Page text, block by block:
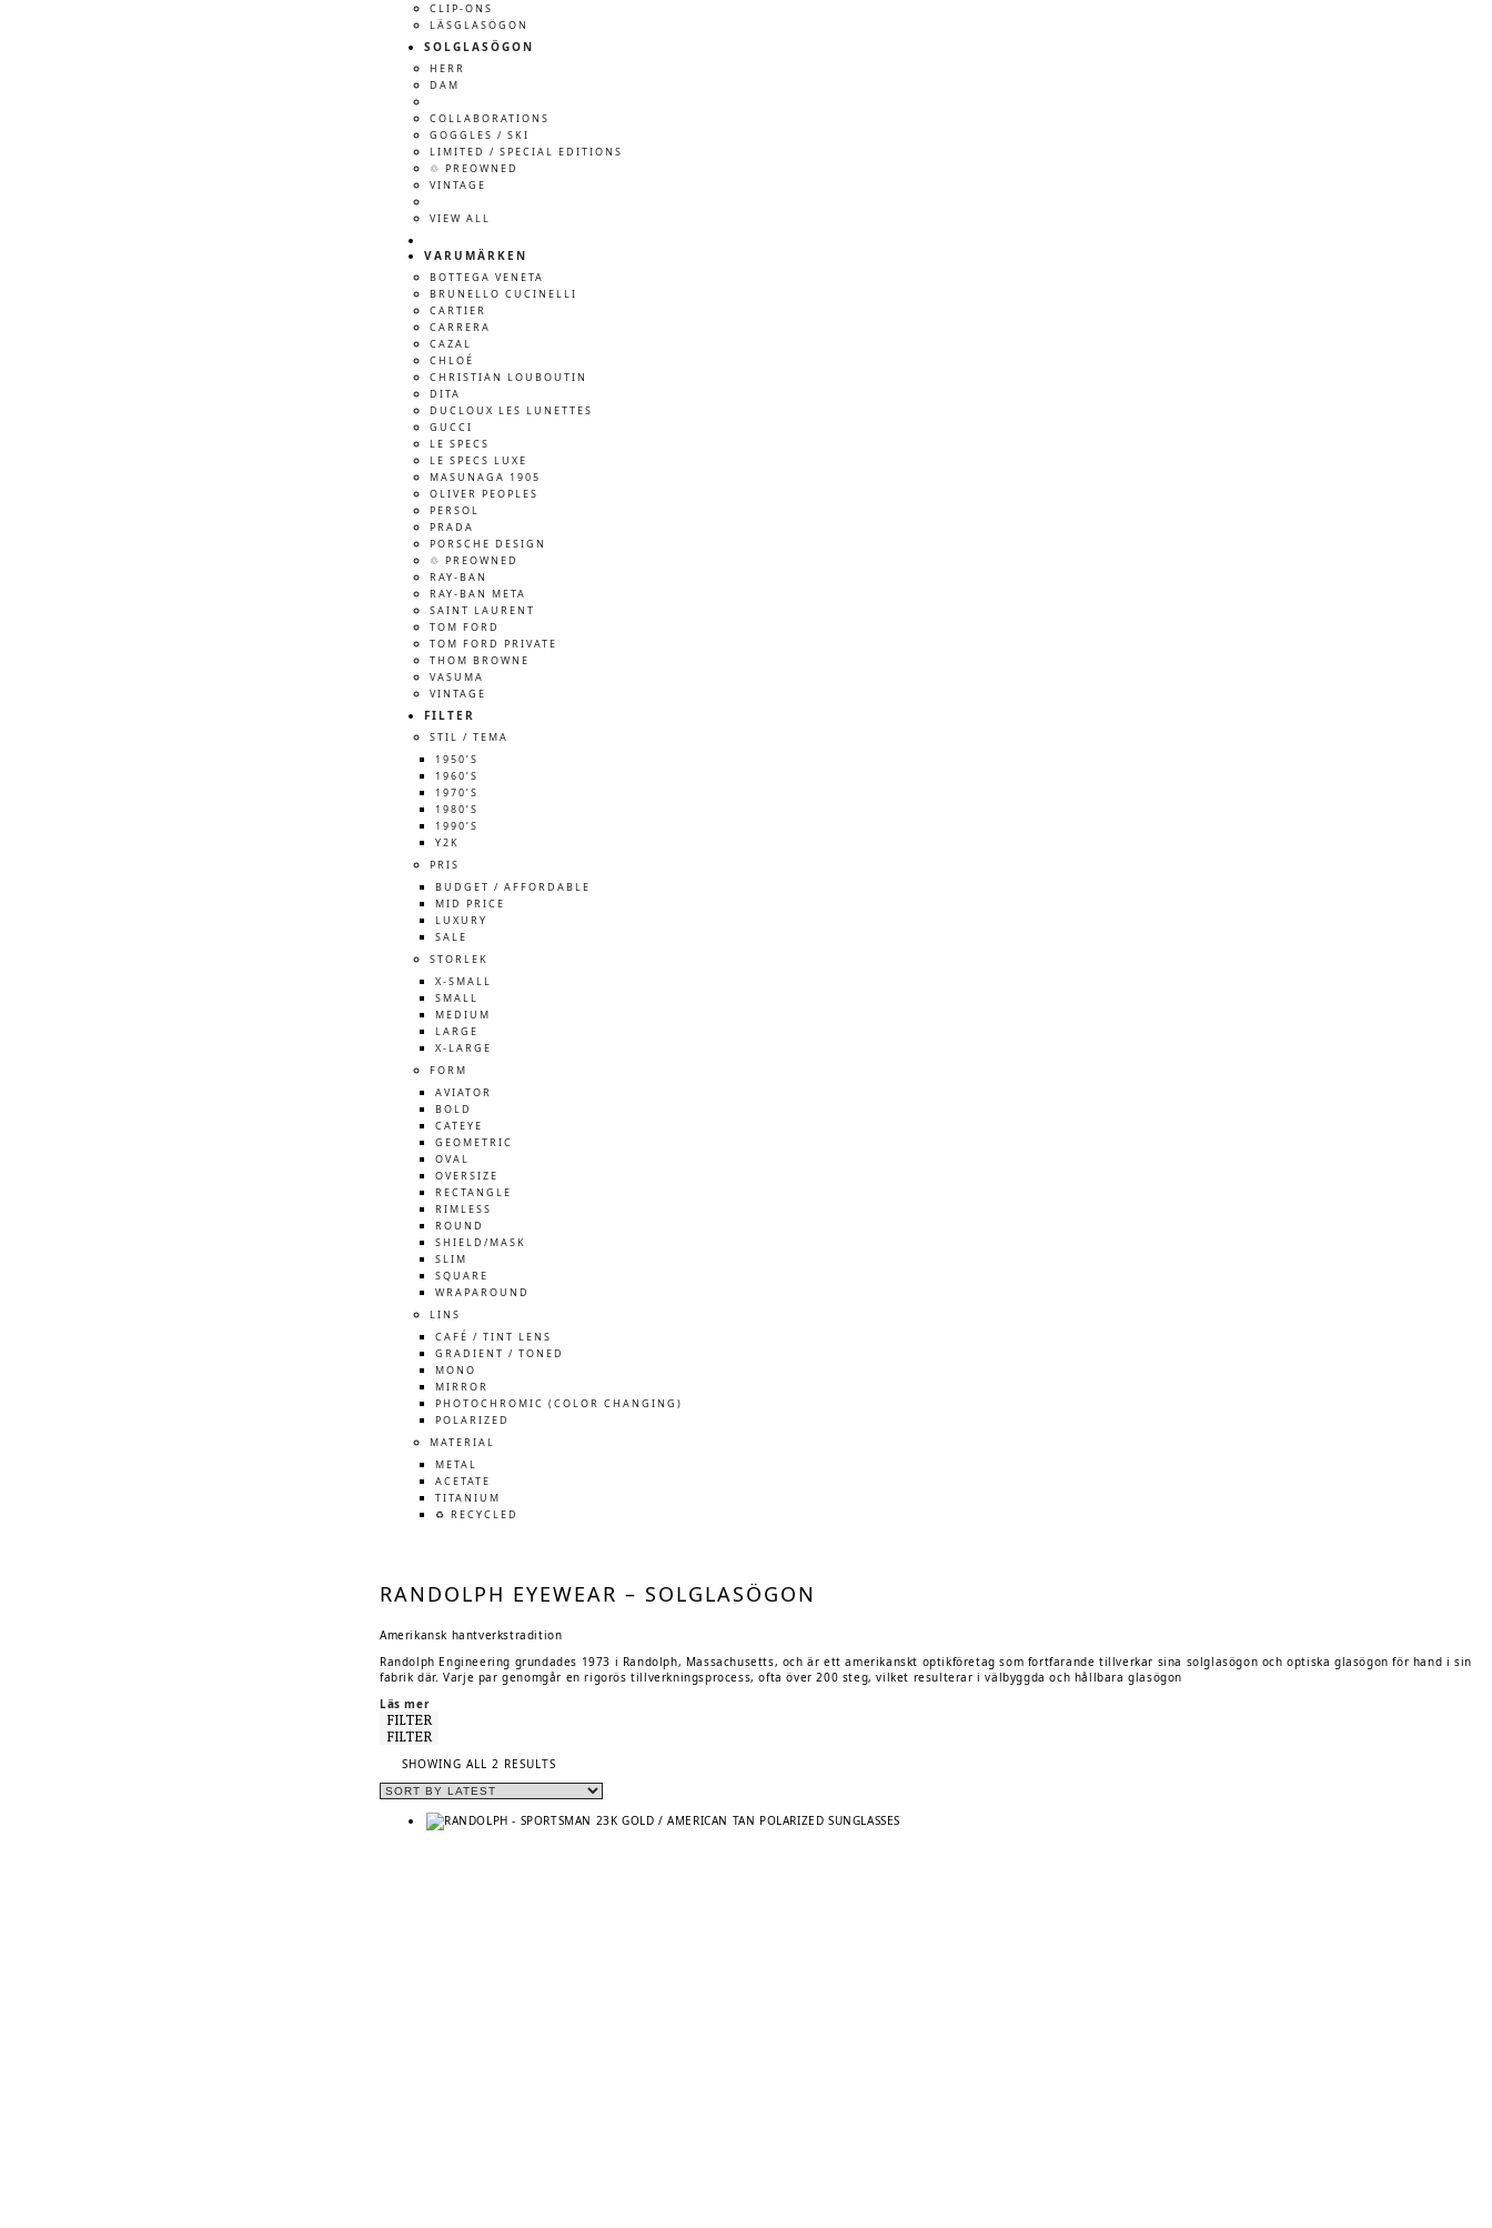
CLIP-ONS
LÄSGLASÖGON
SOLGLASÖGON
HERR
DAM
COLLABORATIONS
GOGGLES / SKI
LIMITED / SPECIAL EDITIONS
♲ PREOWNED
VINTAGE
VIEW ALL
VARUMÄRKEN
BOTTEGA VENETA
BRUNELLO CUCINELLI
CARTIER
CARRERA
CAZAL
CHLOÉ
CHRISTIAN LOUBOUTIN
DITA
DUCLOUX LES LUNETTES
GUCCI
LE SPECS
LE SPECS LUXE
MASUNAGA 1905
OLIVER PEOPLES
PERSOL
PRADA
PORSCHE DESIGN
♲ PREOWNED
RAY-BAN
RAY-BAN META
SAINT LAURENT
TOM FORD
TOM FORD PRIVATE
THOM BROWNE
VASUMA
VINTAGE
FILTER
STIL / TEMA
1950’S
1960’S
1970’S
1980’S
1990’S
Y2K
PRIS
BUDGET / AFFORDABLE
MID PRICE
LUXURY
SALE
STORLEK
X-SMALL
SMALL
MEDIUM
LARGE
X-LARGE
FORM
AVIATOR
BOLD
CATEYE
GEOMETRIC
OVAL
OVERSIZE
RECTANGLE
RIMLESS
ROUND
SHIELD/MASK
SLIM
SQUARE
WRAPAROUND
LINS
CAFÉ / TINT LENS
GRADIENT / TONED
MONO
MIRROR
PHOTOCHROMIC (COLOR CHANGING)
POLARIZED
MATERIAL
METAL
ACETATE
TITANIUM
♻️ RECYCLED
RANDOLPH EYEWEAR – SOLGLASÖGON
Amerikansk hantverkstradition
Randolph Engineering grundades 1973 i Randolph, Massachusetts, och är ett amerikanskt optikföretag som fortfarande tillverkar sina solglasögon och optiska glasögon för hand i sin
fabrik där. Varje par genomgår en rigorös tillverkningsprocess, ofta över 200 steg, vilket resulterar i välbyggda och hållbara glasögon
Läs mer
FILTER
FILTER
SHOWING ALL 2 RESULTS
LATEST